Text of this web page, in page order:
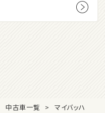
中古車一覧 マイバッハ